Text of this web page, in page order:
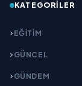
KATEGORILER
EĞITIM
GÜNCEL
GÜNDEM